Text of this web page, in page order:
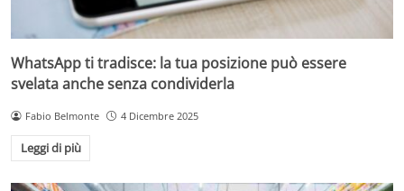
WhatsApp ti tradisce: la tua posizione può essere
svelata anche senza condividerla
Fabio Belmonte 4 Dicembre 2025
Leggi di più